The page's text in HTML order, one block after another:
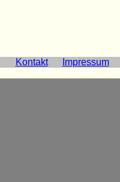
Kontakt Impressum